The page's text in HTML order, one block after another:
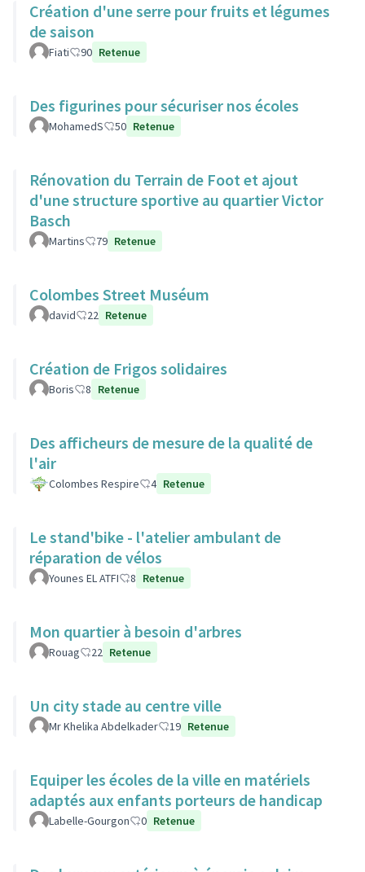
Création d'une serre pour fruits et légumes
de saison
Fiati 90 Retenue
Des figurines pour sécuriser nos écoles
MohamedS 50 Retenue
Rénovation du Terrain de Foot et ajout
d'une structure sportive au quartier Victor
Basch
Martins 79 Retenue
Colombes Street Muséum
david 22 Retenue
Création de Frigos solidaires
Boris 8 Retenue
Des afficheurs de mesure de la qualité de
l'air
Colombes Respire 4 Retenue
Le stand'bike - l'atelier ambulant de
réparation de vélos
Younes EL ATFI 8 Retenue
Mon quartier à besoin d'arbres
Rouag 22 Retenue
Un city stade au centre ville
Mr Khelika Abdelkader 19 Retenue
Equiper les écoles de la ville en matériels
adaptés aux enfants porteurs de handicap
Labelle-Gourgon 0 Retenue